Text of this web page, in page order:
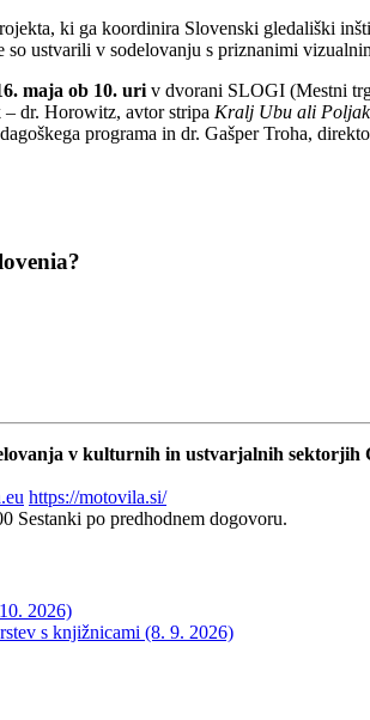
ki ga koordinira Slovenski gledališki
so ustvarili v sodelovanju s priznanimi
maja ob 10. uri v dvorani SLOGI (Mestni
dr. Horowitz, avtor stripa Kralj Ubu ali
programa in dr. Gašper Troha,
v kulturnih in ustvarjalnih sektorjih
https://motovila.si/
Sestanki po predhodnem dogovoru.
2026)
s knjižnicami (8. 9. 2026)